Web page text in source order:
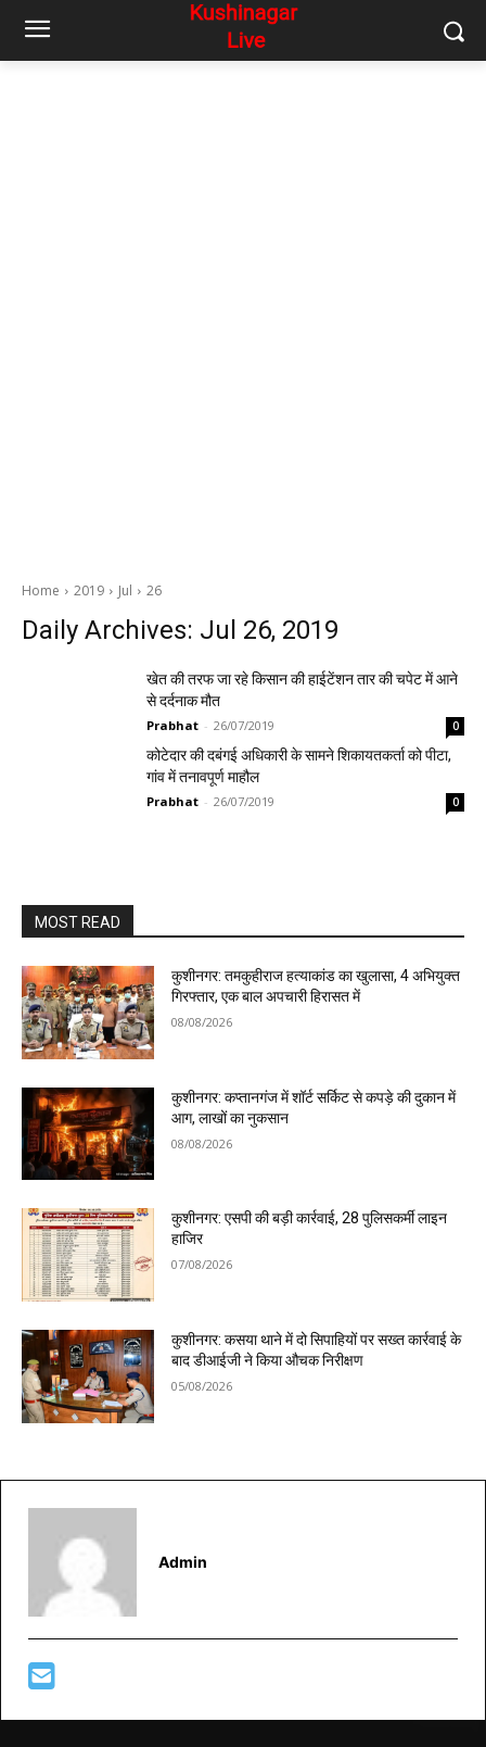
Home 2019 Jul 26
Daily Archives: Jul 26, 2019
खेत की तरफ जा रहे किसान की हाईटेंशन तार की चपेट में आने
से दर्दनाक मौत
Prabhat - 26/07/2019 0
कोटेदार की दबंगई अधिकारी के सामने शिकायतकर्ता को पीटा,
गांव में तनावपूर्ण माहौल
Prabhat - 26/07/2019 0
MOST READ
कुशीनगर: तमकुहीराज हत्याकांड का खुलासा, 4 अभियुक्त
गिरफ्तार, एक बाल अपचारी हिरासत में
08/08/2026
कुशीनगर: कप्तानगंज में शॉर्ट सर्किट से कपड़े की दुकान में
आग, लाखों का नुकसान
08/08/2026
कुशीनगर: एसपी की बड़ी कार्रवाई, 28 पुलिसकर्मी लाइन
हाजिर
07/08/2026
कुशीनगर: कसया थाने में दो सिपाहियों पर सख्त कार्रवाई के
बाद डीआईजी ने किया औचक निरीक्षण
05/08/2026
Admin